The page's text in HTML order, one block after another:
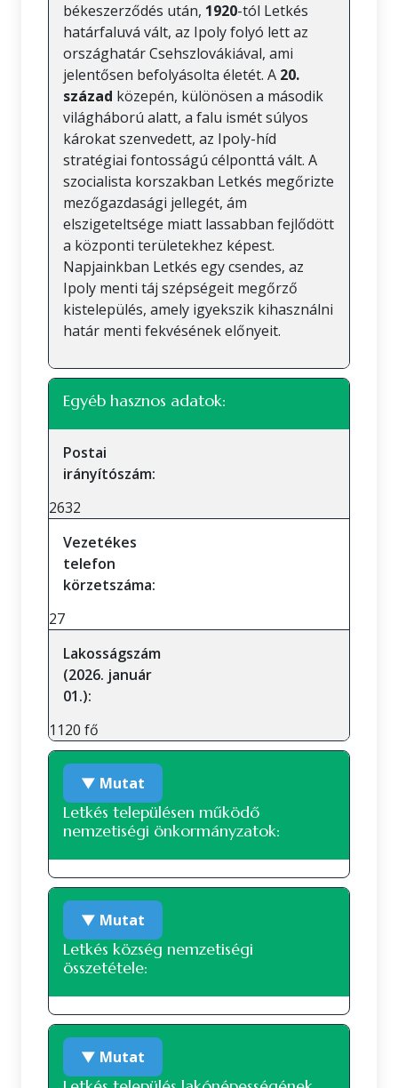
békeszerződés után, 1920-tól Letkés
határfaluvá vált, az Ipoly folyó lett az
országhatár Csehszlovákiával, ami
jelentősen befolyásolta életét. A 20.
század közepén, különösen a második
világháború alatt, a falu ismét súlyos
károkat szenvedett, az Ipoly-híd
stratégiai fontosságú célponttá vált. A
szocialista korszakban Letkés megőrizte
mezőgazdasági jellegét, ám
elszigeteltsége miatt lassabban fejlődött
a központi területekhez képest.
Napjainkban Letkés egy csendes, az
Ipoly menti táj szépségeit megőrző
kistelepülés, amely igyekszik kihasználni
határ menti fekvésének előnyeit.
Egyéb hasznos adatok:
Postai
irányítószám:
2632
Vezetékes
telefon
körzetszáma:
27
Lakosságszám
(2026. január
01.):
1120 fő
▼ Mutat
Letkés településen működő
nemzetiségi önkormányzatok:
Roma nemzetiségi önkormányzat
▼ Mutat
Letkés község nemzetiségi
összetétele:
Nemzetiségi összetétel a 2022-es
népszámlálás alapján
▼ Mutat